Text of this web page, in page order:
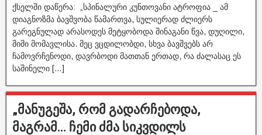
ქსელში დაწერა: „სპინალური კუნთოვანი ატროფია _ ამ
დიაგნოზმა ბავშვობა წამართვა, სულიერად ძლიერს
გარეგნულად არასოდეს მეტყობოდა შინაგანი წვა, დუღილი,
შიში მომავლისა. მეც ვცდილობდი, სხვა ბავშვებს არ
ჩამოვრჩენოდი, დავრბოდი მათთან ერთად, რა ძალასაც ეს
საშინელი […]
„მანუგეშა, რომ გადარჩებოდა,
მაგრამ… ჩემი ძმა სიკვდილს